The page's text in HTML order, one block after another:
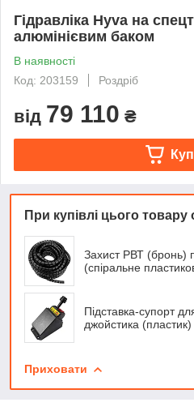
Гідравліка Hyva на
алюмінієвим баком
В наявності
Код: 203159
Роздріб
від 79 110 ₴
При купівлі цього
Захист РВТ (бронь)
(спіральне
Підставка-супорт
джойстика (пластик)
Приховати